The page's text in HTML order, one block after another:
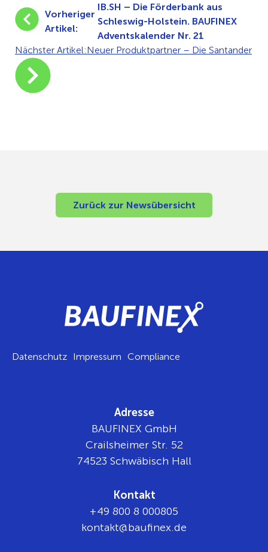
Vorheriger
Artikel:
IB.SH – Die Förderbank aus
Schleswig-Holstein. BAUFINEX
Adventskalender Nr. 21
Nächster Artikel:Neuer Produktpartner – Die Santander
Zurück zur Newsübersicht
Datenschutz Impressum Compliance
Adresse
BAUFINEX GmbH
Crailsheimer Str. 52
74523 Schwäbisch Hall
Kontakt
+49 800 8 000805
ed.xe
nifua
b@tka
tnok